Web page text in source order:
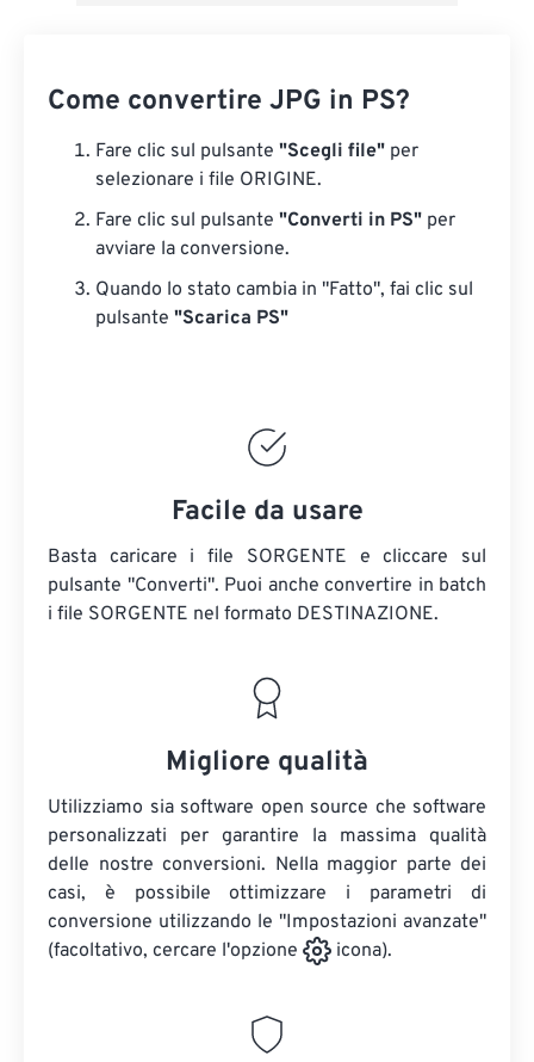
Come convertire JPG in PS?
Fare clic sul pulsante "Scegli file" per
selezionare i file ORIGINE.
Fare clic sul pulsante "Converti in PS" per
avviare la conversione.
Quando lo stato cambia in "Fatto", fai clic sul
pulsante "Scarica PS"
Facile da usare
Basta caricare i file SORGENTE e cliccare sul
pulsante "Converti". Puoi anche convertire in batch
i file SORGENTE nel formato DESTINAZIONE.
Migliore qualità
Utilizziamo sia software open source che software
personalizzati per garantire la massima qualità
delle nostre conversioni. Nella maggior parte dei
casi, è possibile ottimizzare i parametri di
conversione utilizzando le "Impostazioni avanzate"
(facoltativo, cercare l'opzione
icona).